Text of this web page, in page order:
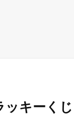
ッキーく